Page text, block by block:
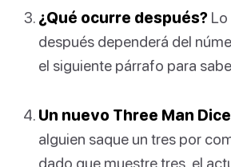
¿Qué ocurre después?
después dependerá del
el siguiente párrafo para
Un nuevo Three Man Dice
alguien saque un tres por
dado que muestre tres, el